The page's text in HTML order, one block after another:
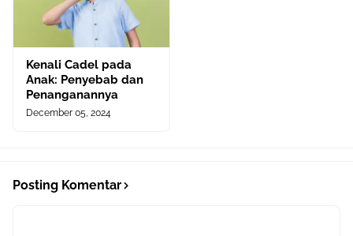
Kenali Cadel pada
Anak: Penyebab dan
Penanganannya
December 05, 2024
Posting Komentar